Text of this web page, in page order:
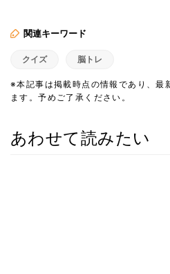
関連キーワード
クイズ 脳トレ
※本記事は掲載時点の情報であり、最
ます。予めご了承ください。
あわせて読みたい